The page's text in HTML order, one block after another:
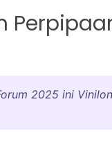
2025 ini